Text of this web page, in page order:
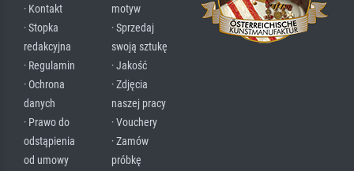
· Kontakt
· Stopka
redakcyjna
· Regulamin
· Ochrona
danych
· Prawo do
odstąpienia
od umowy
motyw
· Sprzedaj
swoją sztukę
· Jakość
· Zdjęcia
naszej pracy
· Vouchery
· Zamów
próbkę